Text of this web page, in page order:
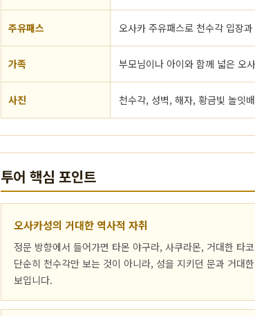
주유패스 오사카 주유패스로 천수각 입장
가족 부모님이나 아이와 함께 넓은 오
사진 천수각, 성벽, 해자, 황금빛 놀잇
투어 핵심 포인트
오사카성의 거대한 역사적 자취
정문 방향에서 들어가면 타몬 야구라, 사쿠라몬, 거대한 타
단순히 천수각만 보는 것이 아니라, 성을 지키던 문과 거대
보입니다.